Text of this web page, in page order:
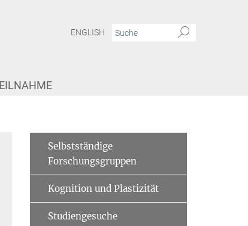
ENGLISH
Selbstständige
Forschungsgruppen
Kognition und Plastizität
Studiengesuche